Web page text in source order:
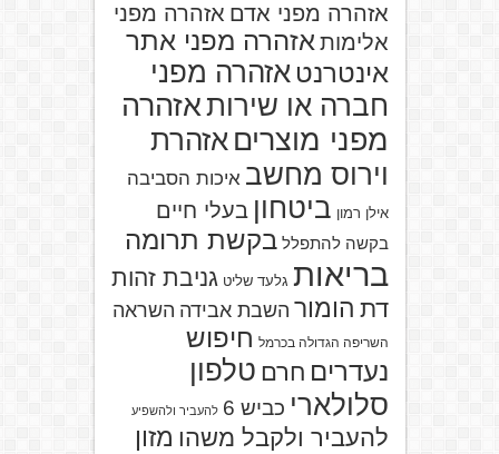
אזהרה מפני אדם אזהרה מפני
אלימות אזהרה מפני אתר
אינטרנט אזהרה מפני
חברה או שירותאזהרה
מפני מוצרים אזהרת
וירוס מחשב איכות הסביבה
אילן רמון ביטחון בעלי חיים
בקשה להתפלל בקשת תרומה
בריאות גלעד שליט גניבת זהות
דת הומור השבת אבידה השראה
השריפה הגדולה בכרמל חיפוש
נעדרים חרם טלפון
סלולארי כביש 6 להעביר ולהשפיע
להעביר ולקבל משהו מזון